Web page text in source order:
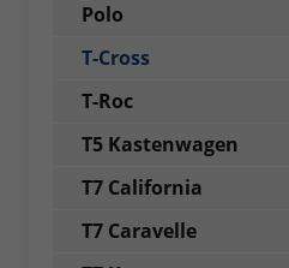
Polo
T-Cross
T-Roc
T5 Kastenwagen
T7 California
T7 Caravelle